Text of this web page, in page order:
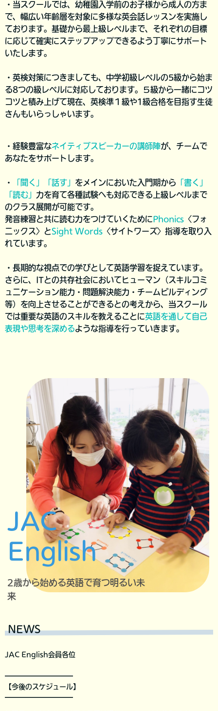
・当スクールでは、 幼稚園入学前のお子様から成人の方ま
で、幅広い年齢層を対象に多様な英会話レッスンを実施し
ております。 基礎から最上級レベルまで、それぞれの目標
に応じて確実にステップアップできるよう丁寧にサポート
いたします。
・英検対策につきましても、中学初級レベルの5級から始ま
る8つの級レベルに対応しております。５級から一緒にコツ
コツと積み上げて現在、英検準１級や1級合格を目指す生徒
さんもいらっしゃいます。
・経験豊富なネイティブスピーカーの講師陣が、チームで
あなたをサポートします。
・ 「聞く」「話す」 をメインにおいた入門期から 「書く」
「読む」 力を育て各種試験へも対応できる上級レベルまで
のクラス展開が可能です。
発音練習と共に読む力をつけていくためにPhonics 〈フォ
ニックス〉とSight Words 〈サイトワーズ〉指導を取り入
れています。
・長期的な視点での学びとして英語学習を捉えています。
さらに、ITとの共存社会においてヒューマン（スキルコミ
ュニケーション能力・問題解決能力・チームビルディング
等）を向上させることができるとの考えから、当スクール
では重要な英語のスキルを教えることに英語を通して自己
表現や思考を深めるような指導を行っていきます。
JAC
English
2歳から始める英語で育つ明るい未
来
NEWS
JAC English会員各位
━━━━━━━━━━
【今後のスケジュール】
━━━━━━━━━━